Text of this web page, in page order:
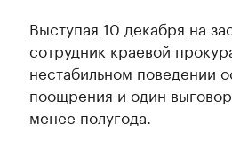
Выступая 10 декабря на
сотрудник краевой
нестабильном поведении
поощрения и один
менее полугода.